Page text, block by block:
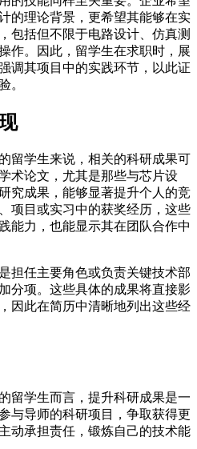
的理论背景，更希望其能够在实
包括但不限于电路设计、仿真测
作。因此，留学生在求职时，展
调其项目中的实践环节，以此证
。
留学生来说，相关的科研成果可
术论文，尤其是那些与芯片设
究成果，能够显著提升个人的竞
项目或实习中的获奖经历，这些
能力，也能显示其在团队合作中
担任主要角色或负责关键技术部
分项。这些具体的成果将直接影
因此在简历中清晰地列出这些经
留学生而言，提升科研成果是一
与导师的科研项目，争取获得更
动承担责任，锻炼自己的技术能